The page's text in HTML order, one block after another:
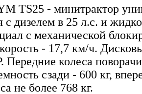
TS25 - минитрактор
с дизелем в 25 л.с. и
с механической
- 17,7 км/ч.
Передние колеса
сзади - 600 кг,
не более 768 кг.